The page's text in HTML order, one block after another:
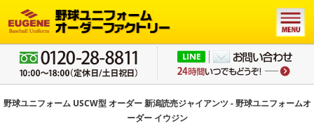
野球ユニフォーム USCW型 オーダー 新潟読売ジャイアンツ - 野球ユニフォームオ
ーダー イウジン